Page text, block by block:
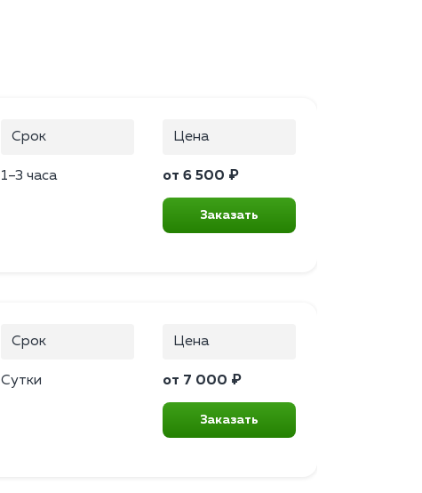
Срок
1–3 часа
Цена
от 6 500 ₽
Заказать
Срок
Сутки
Цена
от 7 000 ₽
Заказать